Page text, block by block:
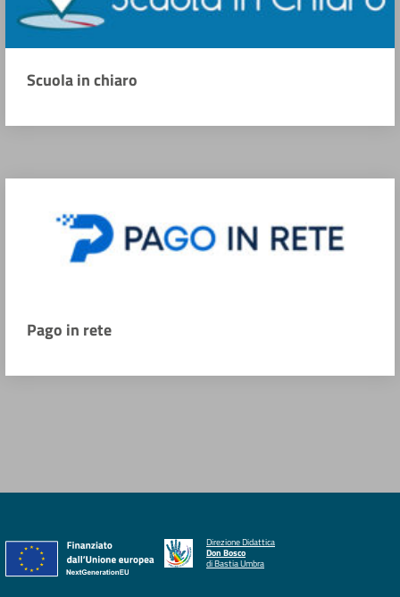
Scuola in chiaro
Pago in rete
Direzione Didattica
Don Bosco
di Bastia Umbra